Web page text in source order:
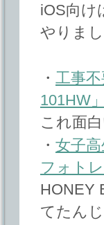
iOS向け
やりまし
・ 工事
101HW」
これ面
・ 女子
フォト
HONEY
てたん